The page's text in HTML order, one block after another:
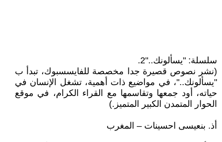
سلسلة: "يسألونك.."2.
(نشر نصوص قصيرة جدا مخصصة للفايسسبوك، تبدأ ب
"يسألونك.."، في مواضيع ذات أهمية، تشغل الإنسان في
حياته، أود جمعها وتقاسمها مع القراء الكرام، في موقع
الحوار المتمدن الكبير المتميز.)
أذ. بنعيسى احسينات – المغرب